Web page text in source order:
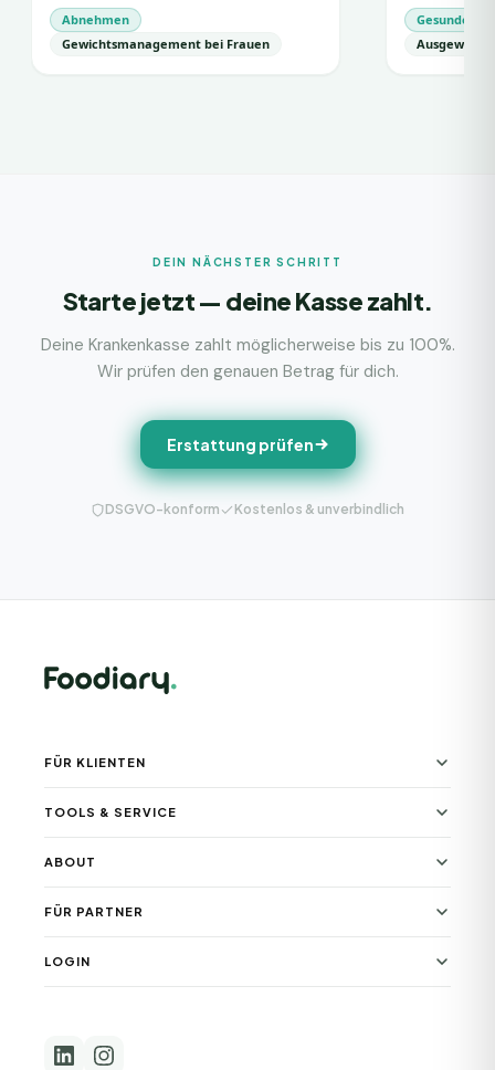
Abnehmen
Gewichtsmanagement bei Frauen
Gesunde
DEIN NÄCHSTER SCHRITT
Starte jetzt — deine Kasse zahlt.
Deine Krankenkasse zahlt möglicherweise bis zu 100%.
Wir prüfen den genauen Betrag für dich.
Erstattung prüfen
DSGVO-konform Kostenlos & unverbindlich
FÜR KLIENTEN
TOOLS & SERVICE
ABOUT
FÜR PARTNER
LOGIN